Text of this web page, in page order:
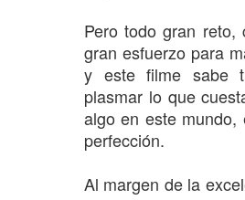
Pero todo gran reto,
gran esfuerzo para
y este filme sabe
plasmar lo que
algo en este mundo,
perfección.
Al margen de la